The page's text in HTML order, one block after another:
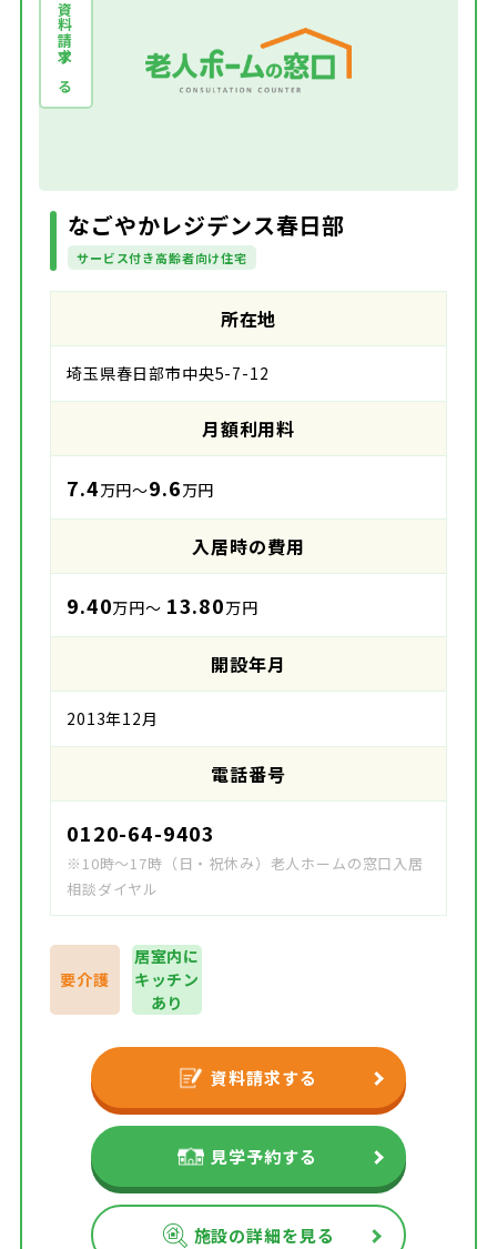
資料請求する
なごやかレジデンス春日部
サービス付き高齢者向け住宅
所在地
埼玉県春日部市中央5-7-12
月額利用料
7.4万円～9.6万円
入居時の費用
9.40万円～ 13.80万円
開設年月
2013年12月
電話番号
0120-64-9403
※10時～17時（日・祝休み）老人ホームの窓口入居
相談ダイヤル
要介護
居室内に
キッチン
あり
資料請求する
見学予約する
施設の詳細を見る